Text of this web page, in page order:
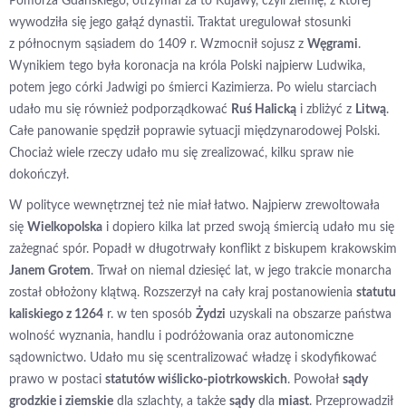
wywodziła się jego gałąź dynastii. Traktat uregulował stosunki
z północnym sąsiadem do 1409 r. Wzmocnił sojusz z Węgrami.
Wynikiem tego była koronacja na króla Polski najpierw Ludwika,
potem jego córki Jadwigi po śmierci Kazimierza. Po wielu starciach
udało mu się również podporządkować Ruś Halicką i zbliżyć z Litwą.
Całe panowanie spędził poprawie sytuacji międzynarodowej Polski.
Chociaż wiele rzeczy udało mu się zrealizować, kilku spraw nie
dokończył.
W polityce wewnętrznej też nie miał łatwo. Najpierw zrewoltowała
się Wielkopolska i dopiero kilka lat przed swoją śmiercią udało mu się
zażegnać spór. Popadł w długotrwały konflikt z biskupem krakowskim
Janem Grotem. Trwał on niemal dziesięć lat, w jego trakcie monarcha
został obłożony klątwą. Rozszerzył na cały kraj postanowienia statutu
kaliskiego z 1264 r. w ten sposób Żydzi uzyskali na obszarze państwa
wolność wyznania, handlu i podróżowania oraz autonomiczne
sądownictwo. Udało mu się scentralizować władzę i skodyfikować
prawo w postaci statutów wiślicko-piotrkowskich. Powołał sądy
grodzkie i ziemskie dla szlachty, a także sądydla miast. Przeprowadził